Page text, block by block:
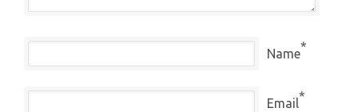
Name*
Email*